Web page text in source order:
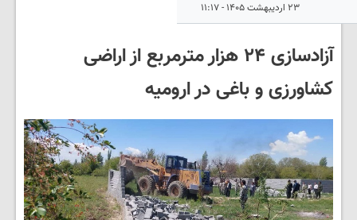
۲۳ اردیبهشت ۱۴۰۵ - ۱۱:۱۷
آزادسازی ۲۴ هزار مترمربع از اراضی
کشاورزی و باغی در ارومیه